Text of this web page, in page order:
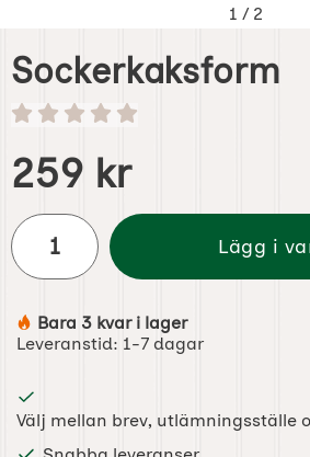
1 / 2
Sockerkaksform
Handla denna produkt
pris
259 kr
antal
Lägg i
Tillgänglighet:
Bara 3 kvar i lager
Leveranstid: 1-7 dagar
Välj mellan brev, utlämningsställe